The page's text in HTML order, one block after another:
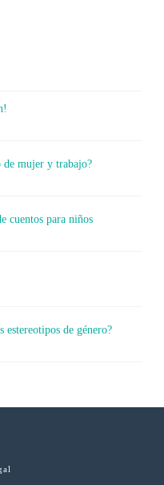
de mujer y trabajo?
Crecicuentos, más que una colección de cuentos para niños
de género?